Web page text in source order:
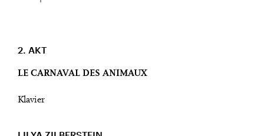
2. AKT
LE CARNAVAL DES ANIMAUX
Klavier